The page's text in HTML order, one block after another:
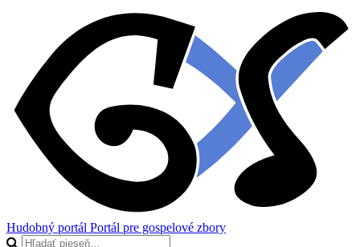
Hudobný portál Portál pre gospelové zbory